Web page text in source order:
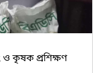
ও কৃষক প্রশিক্ষণ